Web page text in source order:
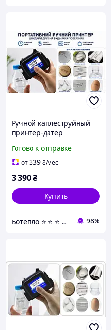
Ручной каплеструйный
принтер-датер
сольвентный маркиратор
для маркировки
Готово к отправке
от339₴/мес
3 390₴
Купить
Ботепло ⭐️ ⭐️ ⭐️ ⭐️ ⭐️ 98%